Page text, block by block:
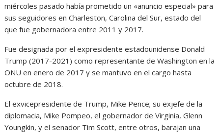
miércoles pasado había prometido un «anuncio especial» para
sus seguidores en Charleston, Carolina del Sur, estado del
que fue gobernadora entre 2011 y 2017.
Fue designada por el expresidente estadounidense Donald
Trump (2017-2021) como representante de Washington en la
ONU en enero de 2017 y se mantuvo en el cargo hasta
octubre de 2018.
El exvicepresidente de Trump, Mike Pence; su exjefe de la
diplomacia, Mike Pompeo, el gobernador de Virginia, Glenn
Youngkin, y el senador Tim Scott, entre otros, barajan una